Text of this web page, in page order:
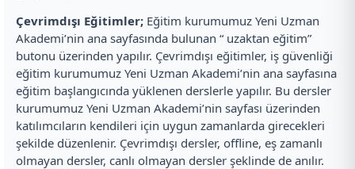
Çevrimdışı Eğitimler; Eğitim kurumumuz Yeni Uzman
Akademi’nin ana sayfasında bulunan “ uzaktan eğitim”
butonu üzerinden yapılır. Çevrimdışı eğitimler, iş güvenliği
eğitim kurumumuz Yeni Uzman Akademi’nin ana sayfasına
eğitim başlangıcında yüklenen derslerle yapılır. Bu dersler
kurumumuz Yeni Uzman Akademi’nin sayfası üzerinden
katılımcıların kendileri için uygun zamanlarda girecekleri
şekilde düzenlenir. Çevrimdışı dersler, offline, eş zamanlı
olmayan dersler, canlı olmayan dersler şeklinde de anılır.